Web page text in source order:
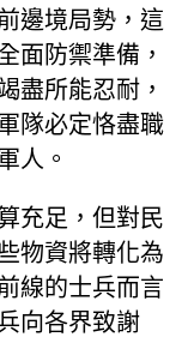
邊境局勢，這
面防禦準備，
盡所能忍耐，
隊必定恪盡職
人。
充足，但對民
物資將轉化為
線的士兵而言
向各界致謝